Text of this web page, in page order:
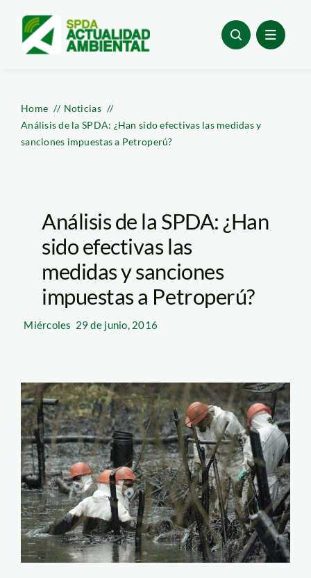
content
Home
Noticias
Análisis de la SPDA: ¿Han sido efectivas las medidas y
sanciones impuestas a Petroperú?
Análisis de la SPDA: ¿Han
sido efectivas las
medidas y sanciones
impuestas a Petroperú?
Miércoles 29 de junio, 2016